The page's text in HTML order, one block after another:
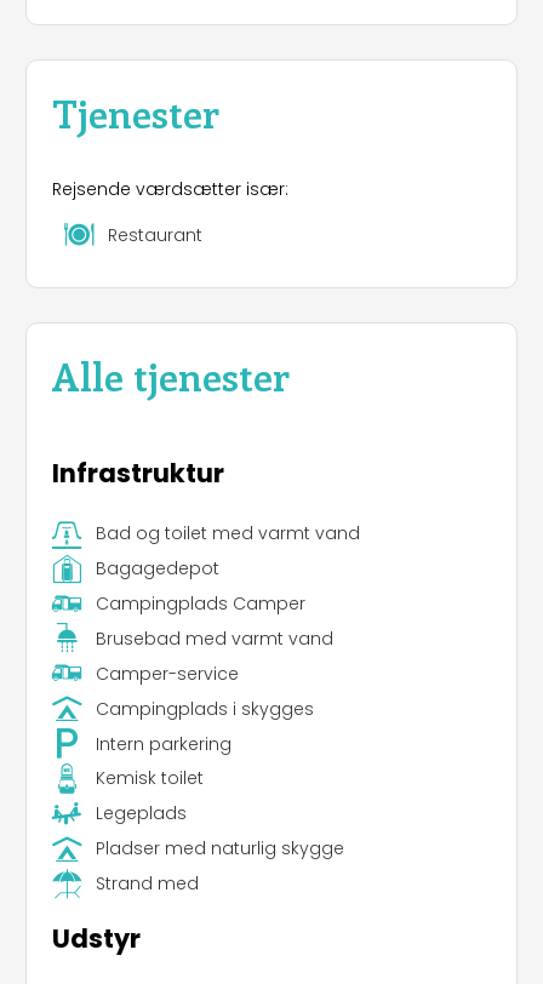
Tjenester
Rejsende værdsætter især:
Restaurant
Alle tjenester
Infrastruktur
Bad og toilet med varmt vand
Bagagedepot
Campingplads Camper
Brusebad med varmt vand
Camper-service
Campingplads i skygges
Intern parkering
Kemisk toilet
Legeplads
Pladser med naturlig skygge
Strand med
Udstyr